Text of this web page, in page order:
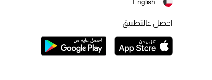
English
احصل عالتطبيق